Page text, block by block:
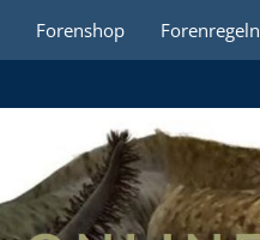
Forenshop Forenregeln